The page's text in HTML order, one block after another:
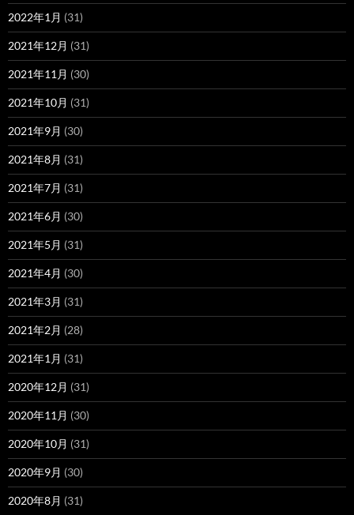
2022年1月 (31)
2021年12月 (31)
2021年11月 (30)
2021年10月 (31)
2021年9月 (30)
2021年8月 (31)
2021年7月 (31)
2021年6月 (30)
2021年5月 (31)
2021年4月 (30)
2021年3月 (31)
2021年2月 (28)
2021年1月 (31)
2020年12月 (31)
2020年11月 (30)
2020年10月 (31)
2020年9月 (30)
2020年8月 (31)